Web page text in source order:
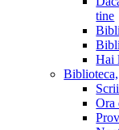
tine
Hai
Ora